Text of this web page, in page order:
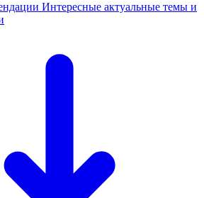
Интересные актуальные темы и